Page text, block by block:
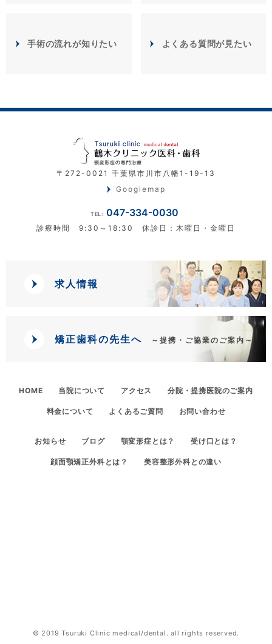
手術の流れが知りたい よくある質問が見たい
〒272-0021 千葉県市川市八幡1-19-13
Googlemap
TEL: 047-334-0030
診療時間 9:30～18:30 休診日：木曜日・金曜日
求人情報
矯正歯科の先生へ ～提携・ご協業のご案内～
HOME 当院について アクセス 分院・提携医院のご案内
料金について よくあるご質問 お問い合わせ
お知らせ ブログ 顎変形症とは？ 受け口とは？
顔面顎矯正外科とは？ 美容整形外科との違い
© 2019 Tsuruki Clinic medical/dental. all rights reserved.